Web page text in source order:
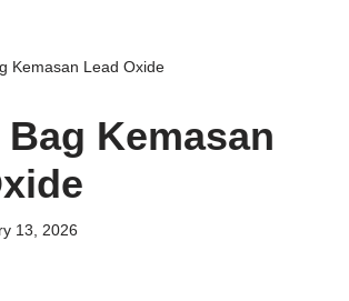
Kemasan Lead Oxide
Kemasan
13, 2026